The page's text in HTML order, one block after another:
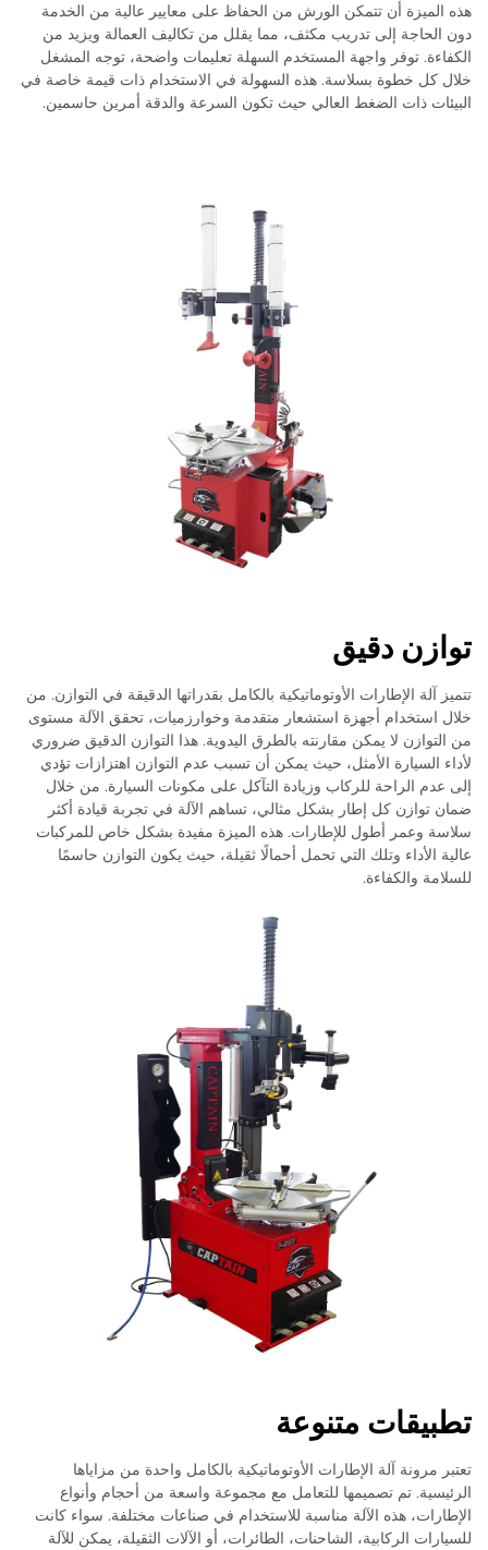
هذه الميزة أن تتمكن الورش من الحفاظ على معايير عالية من الخدمة
دون الحاجة إلى تدريب مكثف، مما يقلل من تكاليف العمالة ويزيد من
الكفاءة. توفر واجهة المستخدم السهلة تعليمات واضحة، توجه المشغل
خلال كل خطوة بسلاسة. هذه السهولة في الاستخدام ذات قيمة خاصة في
البيئات ذات الضغط العالي حيث تكون السرعة والدقة أمرين حاسمين.
توازن دقيق
تتميز آلة الإطارات الأوتوماتيكية بالكامل بقدراتها الدقيقة في التوازن. من
خلال استخدام أجهزة استشعار متقدمة وخوارزميات، تحقق الآلة مستوى
من التوازن لا يمكن مقارنته بالطرق اليدوية. هذا التوازن الدقيق ضروري
لأداء السيارة الأمثل، حيث يمكن أن تسبب عدم التوازن اهتزازات تؤدي
إلى عدم الراحة للركاب وزيادة التآكل على مكونات السيارة. من خلال
ضمان توازن كل إطار بشكل مثالي، تساهم الآلة في تجربة قيادة أكثر
سلاسة وعمر أطول للإطارات. هذه الميزة مفيدة بشكل خاص للمركبات
عالية الأداء وتلك التي تحمل أحمالًا ثقيلة، حيث يكون التوازن حاسمًا
للسلامة والكفاءة.
تطبيقات متنوعة
تعتبر مرونة آلة الإطارات الأوتوماتيكية بالكامل واحدة من مزاياها
الرئيسية. تم تصميمها للتعامل مع مجموعة واسعة من أحجام وأنواع
الإطارات، هذه الآلة مناسبة للاستخدام في صناعات مختلفة. سواء كانت
للسيارات الركابية، الشاحنات، الطائرات، أو الآلات الثقيلة، يمكن للآلة